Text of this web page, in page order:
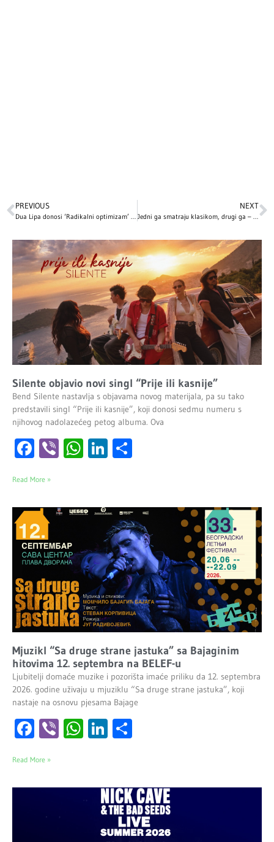
PREVIOUS
Dua Lipa donosi ‘Radikalni optimizam’ na koncert Tame Impale u Londonu
NEXT
Jedni ga smatraju klasikom, drugi ga – ne podnose! Zašto „Love Actually“ važi za najomraženiji praznični film?
Silente objavio novi singl “Prije ili kasnije”
Bend Silente nastavlja s objavama novog materijala, pa su tako
predstavili singl “Prije ili kasnije”, koji donosi sedmu numeru s
njihovog nadolazećeg petog albuma. Ova
Facebook
ViberWhatsApp
LinkedIn
Read More »
Mjuzikl “Sa druge strane jastuka” sa Bajaginim
hitovima 12. septembra na BELEF-u
Ljubitelji domaće muzike i pozorišta imaće priliku da 12. septembra
2026. godine uživaju u mjuziklu “Sa druge strane jastuka”, koji
nastaje na osnovu pjesama Bajage
Facebook
ViberWhatsApp
LinkedIn
Read More »